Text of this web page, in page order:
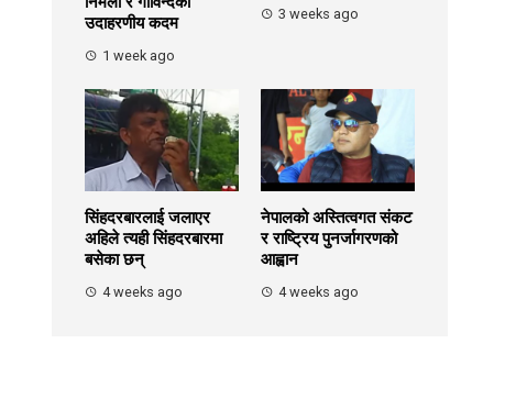
उदाहरणीय कदम
1 week ago
3 weeks ago
सिंहदरबारलाई जलाएर
अहिले त्यही सिंहदरबारमा
बसेका छन्
4 weeks ago
नेपालको अस्तित्वगत संकट
र राष्ट्रिय पुनर्जागरणको
आह्वान
4 weeks ago